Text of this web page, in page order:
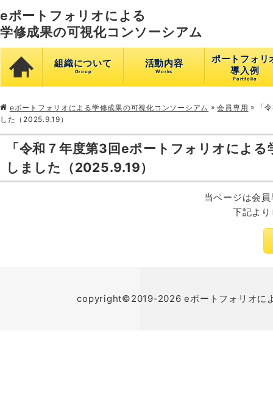
eポートフォリオによる
学修成果の可視化コンソーシアム
組織について 活動内容
ポートフォリ
導入例
eポートフォリオによる学修成果の可視化コンソーシアム »会員専用 »
「
した（2025.9.19）
「令和７年度第3回eポートフォリオによ
しました（2025.9.19）
当ページは会
下記よ
copyright©2019-2026 eポートフォリオに